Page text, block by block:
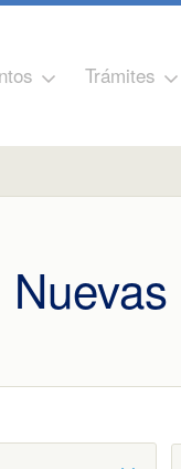
Trámites
Nuevas